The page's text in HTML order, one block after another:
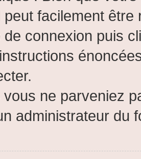
peut facilement
de connexion puis
vous ne parveniez
administrateur du